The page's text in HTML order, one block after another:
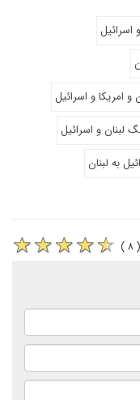
اسرائیل
و امریکا و اسرائیل
لبنان و اسرائیل
به لبنان
( ۸ )